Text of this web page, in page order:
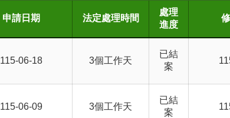
申請日期 法定處理時間
處理
進度
115-06-18 3個工作天
已結
案
115-06-09 3個工作天
已結
案